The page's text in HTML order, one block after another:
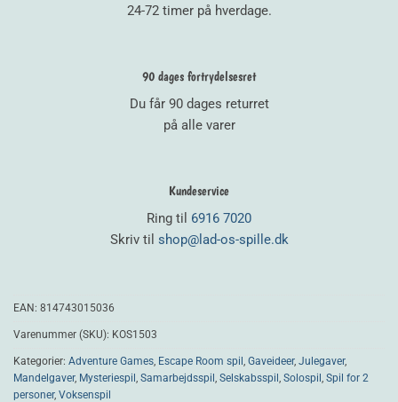
24-72 timer på hverdage.
90 dages fortrydelsesret
Du får 90 dages returret
på alle varer
Kundeservice
Ring til 6916 7020
Skriv til shop@lad-os-spille.dk
EAN: 814743015036
Varenummer (SKU): KOS1503
Kategorier: Adventure Games Escape Room spil Gaveideer, Julegaver,
Mandelgaver, Mysteriespil Samarbejdsspil Selskabsspil Solospil Spil for 2
personer, Voksenspil